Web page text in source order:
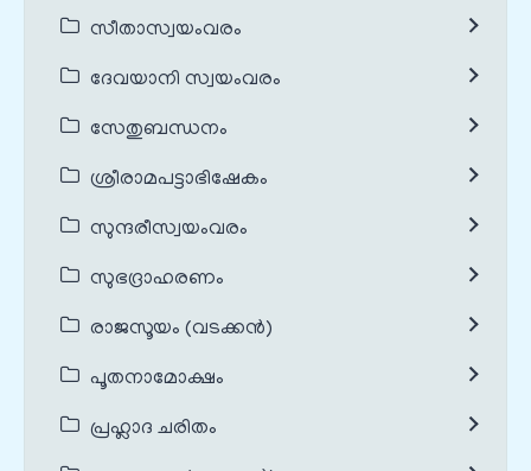
സീതാസ്വയംവരം
ദേവയാനി സ്വയംവരം
സേതുബന്ധനം
ശ്രീരാമപട്ടാഭിഷേകം
സുന്ദരീസ്വയംവരം
സുഭദ്രാഹരണം
രാജസൂയം (വടക്കൻ)
പൂതനാമോക്ഷം
പ്രഹ്ലാദ ചരിതം